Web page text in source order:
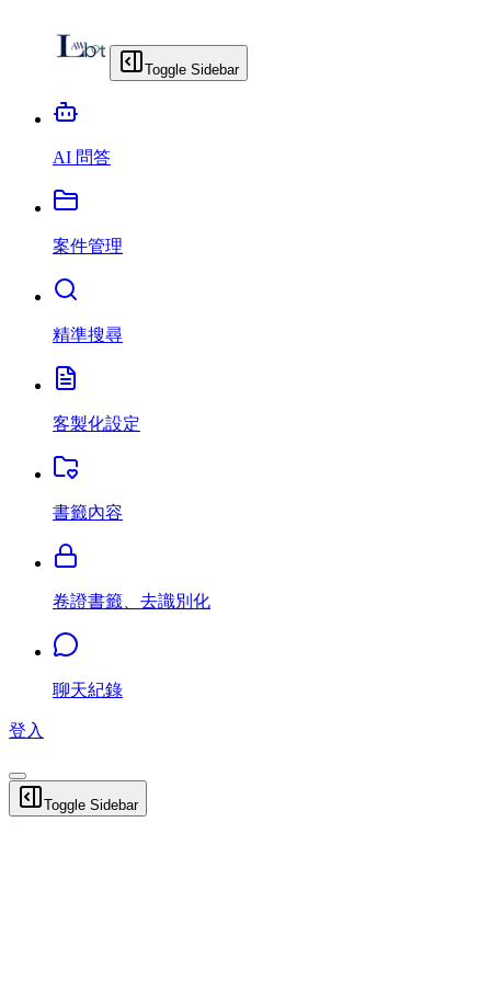
Toggle Sidebar
AI 問答
案件管理
精準搜尋
客製化設定
書籤內容
卷證書籤、去識別化
聊天紀錄
登入
Toggle Sidebar